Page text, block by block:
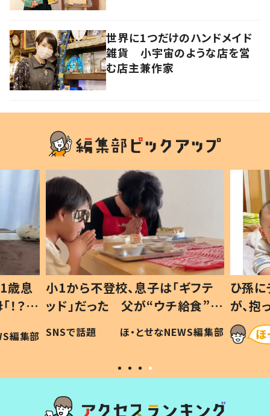
世界に1つだけのハンドメイド
雑貨 小宇宙のような店を営
む店主兼作家
歳息
？」
編集部
小1から不登校、息子は「ギフテ
ッド」だった 父が“ウチ給食”を
作り続ける理由とは #令和の親
#令和の子
SNSで話題 ほ・とせなNEWS編集部
ひ孫
が、
「涙が
い」